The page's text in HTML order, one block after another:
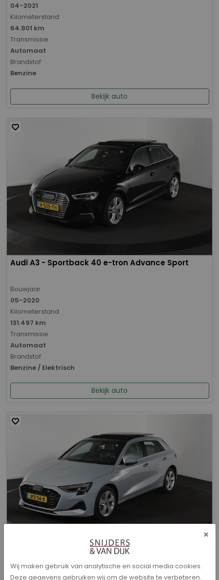
04-2021
Kilometerstand
64.901 km
Transmissie
Automaat
Brandstof
Benzine
Bekijk auto
Audi A3 - Sportback 40 e-tron Advance Sport
Bouwjaar
05-2020
Kilometerstand
131.497 km
Transmissie
Automaat
Brandstof
Benzine / Elektrisch
Bekijk auto
Audi A3 - Sportback 40 TFSI e Advanced edition
×
Wij maken gebruik van analytische en social media cookies.
Deze gegevens gebruiken wij om de website te verbeteren.